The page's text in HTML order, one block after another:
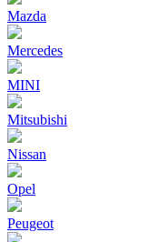
Mazda
Mercedes
MINI
Mitsubishi
Nissan
Opel
Peugeot